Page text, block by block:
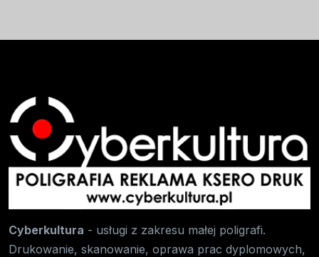
Cyberkultura - usługi z zakresu małej poligrafi.
Drukowanie, skanowanie, oprawa prac dyplomowych,